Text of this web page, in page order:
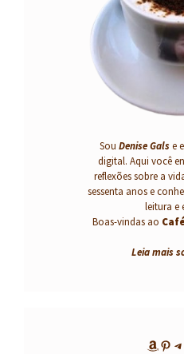
Sou Denise Galse
digital. Aqui você
reflexões sobre a
sessenta anos e
leitura e
Boas-vindas ao
Leia mais